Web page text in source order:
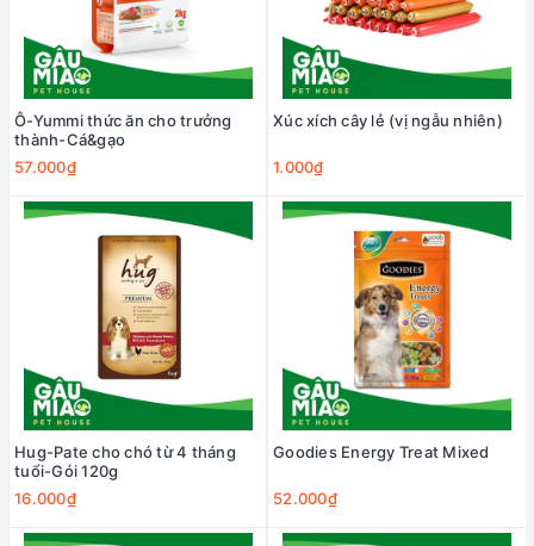
Ô-Yummi thức ăn cho trưởng
thành-Cá&gạo
57.000₫
Xúc xích cây lẻ (vị ngẫu nhiên)
1.000₫
Hug-Pate cho chó từ 4 tháng
tuổi-Gói 120g
16.000₫
Goodies Energy Treat Mixed
52.000₫